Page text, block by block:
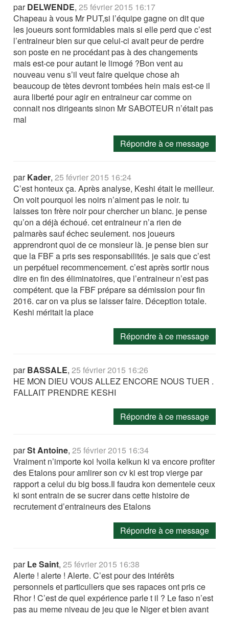
parDELWENDE,25 février 2015 16:17
Chapeau à vous Mr PUT,si l’équipe gagne on dit que
les joueurs sont formidables mais si elle perd que c’est
l’entraineur bien sur que celui-ci avait peur de perdre
son poste en ne procédant pas à des changements
mais est-ce pour autant le limogé ?Bon vent au
nouveau venu s’il veut faire quelque chose ah
beaucoup de tètes devront tombées hein mais est-ce il
aura liberté pour agir en entraineur car comme on
connait nos dirigeants sinon Mr SABOTEUR n’était pas
mal
Répondre à ce message
parKader,25 février 2015 16:24
C’est honteux ça. Après analyse, Keshi était le meilleur.
On voit pourquoi les noirs n’aiment pas le noir. tu
laisses ton frère noir pour chercher un blanc. je pense
qu’on a déjà échoué. cet entraineur n’a rien de
palmarès sauf échec seulement. nos joueurs
apprendront quoi de ce monsieur là. je pense bien sur
que la FBF a pris ses responsabilités. je sais que c’est
un perpétuel recommencement. c’est après sortir nous
dire en fin des éliminatoires, que l’entraineur n’est pas
compétent. que la FBF prépare sa démission pour fin
2016. car on va plus se laisser faire. Déception totale.
Keshi méritait la place
Répondre à ce message
parBASSALE,25 février 2015 16:26
HE MON DIEU VOUS ALLEZ ENCORE NOUS TUER .
FALLAIT PRENDRE KESHI
Répondre à ce message
parSt Antoine,25 février 2015 16:34
Vraiment n’importe koi !voila kelkun ki va encore profiter
des Etalons pour amlirer son cv ki est trop vierge par
rapport a celui du big boss.Il faudra kon dementele ceux
ki sont entrain de se sucrer dans cette histoire de
recrutement d’entraineurs des Etalons
Répondre à ce message
parLe Saint,25 février 2015 16:38
Alerte ! alerte ! Alerte. C’est pour des intérêts
personnels et particuliers que ses rapaces ont pris ce
Rhor ! C’est de quel expérience parle t il ? Le faso n’est
pas au meme niveau de jeu que le Niger et bien avant